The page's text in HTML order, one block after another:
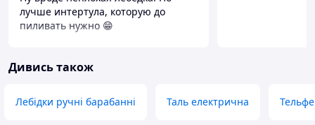
лучше интертула, которую до
пиливать нужно 😁
Недоліки
Дивись також
Лебідки ручні барабанні Таль електрична